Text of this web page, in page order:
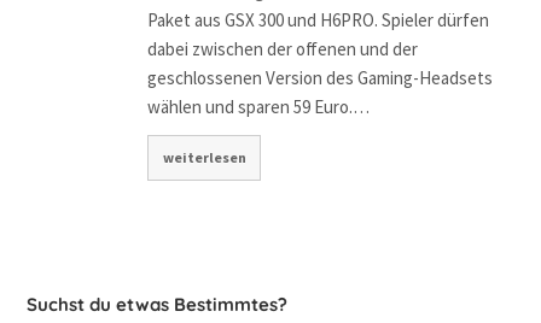
Paket aus GSX 300 und H6PRO. Spieler dürfen
dabei zwischen der offenen und der
geschlossenen Version des Gaming-Headsets
wählen und sparen 59 Euro.…
weiterlesen
Suchst du etwas Bestimmtes?